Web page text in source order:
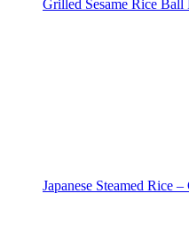
Grilled Sesame Rice Ball
Japanese Steamed Rice –